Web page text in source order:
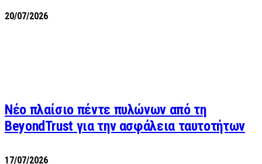
20/07/2026
Νέο πλαίσιο πέντε πυλώνων από τη
BeyondTrust για την ασφάλεια ταυτοτήτων
17/07/2026